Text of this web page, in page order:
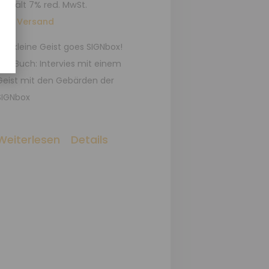
Enthält 7% red. MwSt.
Versand
Der kleine Geist goes SIGNbox!
Das Buch: Intervies mit einem
mit den Gebärden der
Details